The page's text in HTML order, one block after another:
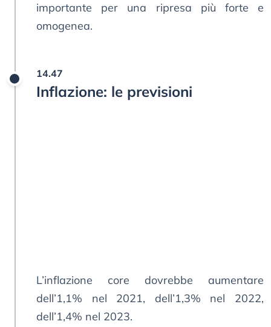
importante per una ripresa più forte e
omogenea.
14.47
Inflazione: le previsioni
L’inflazione core dovrebbe aumentare
dell’1,1% nel 2021, dell’1,3% nel 2022,
dell’1,4% nel 2023.